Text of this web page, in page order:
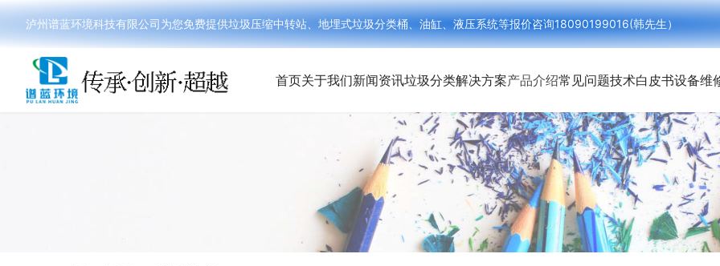
首页关于我们新闻资讯垃圾分类解决方案产品介绍常见问题技术白皮书设备维
泸州谱蓝环境科技有限公司为您免费提供垃圾压缩中转站、地埋式垃圾分类桶、油缸、液压系统等报价咨询18090199016(韩先生）